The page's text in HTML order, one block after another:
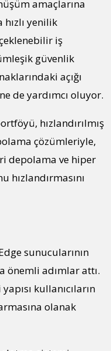
amaçlarına
yenilik
iş
güvenlik
açığı
de yardımcı oluyor.
hızlandırılmış
çözümleriyle,
depolama ve hiper
hızlandırmasını
sunucularının
önemli adımlar attı.
kullanıcıların
olanak